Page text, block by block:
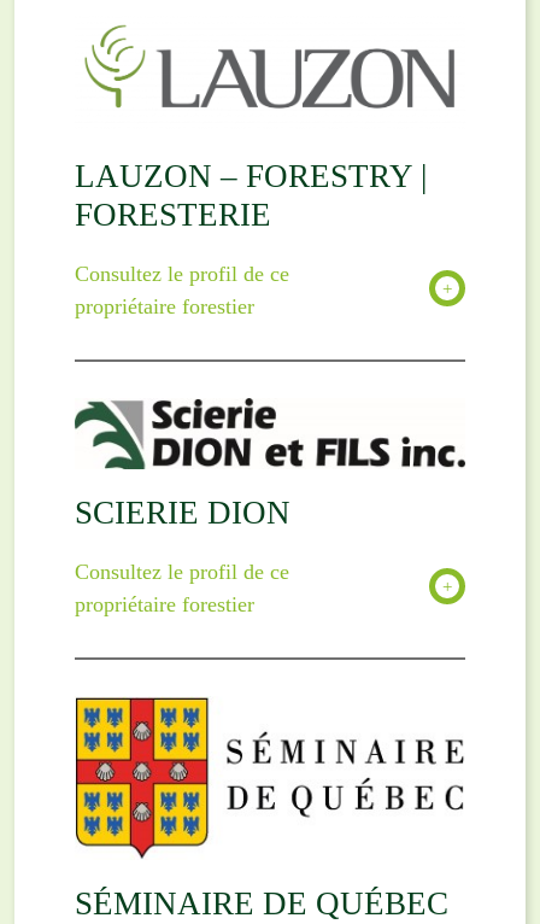
LAUZON – FORESTRY |
FORESTERIE
Consultez le profil de ce
propriétaire forestier
SCIERIE DION
Consultez le profil de ce
propriétaire forestier
SÉMINAIRE DE QUÉBEC